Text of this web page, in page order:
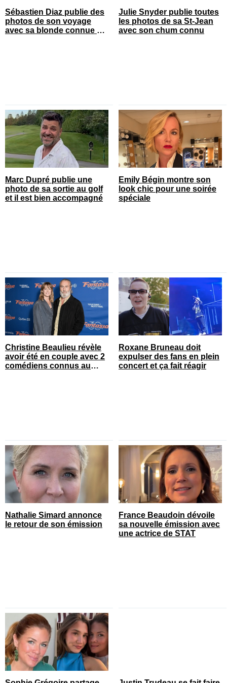
Sébastien Diaz publie des
photos de son voyage
avec sa blonde connue en
Julie Snyder publie toutes
les photos de sa St-Jean
avec son chum connu
Marc Dupré publie une
photo de sa sortie au golf
et il est bien accompagné
Emily Bégin montre son
look chic pour une soirée
spéciale
Christine Beaulieu révèle
avoir été en couple avec 2
comédiens connus au
Roxane Bruneau doit
expulser des fans en plein
concert et ça fait réagir
Nathalie Simard annonce
le retour de son émission
France Beaudoin dévoile
sa nouvelle émission avec
une actrice de STAT